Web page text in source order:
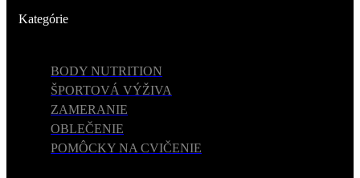
Kategórie
BODY NUTRITION
ŠPORTOVÁ VÝŽIVA
ZAMERANIE
OBLEČENIE
POMÔCKY NA CVIČENIE